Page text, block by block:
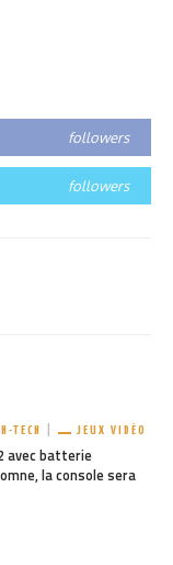
followers
followers
TECH JEUX VIDÉO
avec batterie
la console sera